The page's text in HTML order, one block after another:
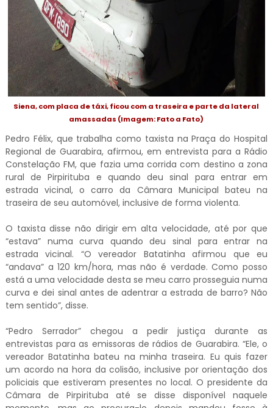
Siena, com placa de táxi, ficou com a traseira e parte da lateral
amassadas (Imagem: Fato a Fato)
Pedro Félix, que trabalha como taxista na Praça do Hospital
Regional de Guarabira, afirmou, em entrevista para a Rádio
Constelação FM, que fazia uma corrida com destino a zona
rural de Pirpirituba e quando deu sinal para entrar em
estrada vicinal, o carro da Câmara Municipal bateu na
traseira de seu automóvel, inclusive de forma violenta.
O taxista disse não dirigir em alta velocidade, até por que
“estava” numa curva quando deu sinal para entrar na
estrada vicinal. “O vereador Batatinha afirmou que eu
“andava” a 120 km/hora, mas não é verdade. Como posso
está a uma velocidade desta se meu carro prosseguia numa
curva e dei sinal antes de adentrar a estrada de barro? Não
tem sentido”, disse.
“Pedro Serrador” chegou a pedir justiça durante as
entrevistas para as emissoras de rádios de Guarabira. “Ele, o
vereador Batatinha bateu na minha traseira. Eu quis fazer
um acordo na hora da colisão, inclusive por orientação dos
policiais que estiveram presentes no local. O presidente da
Câmara de Pirpirituba até se disse disponível naquele